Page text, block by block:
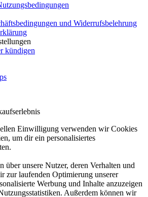
und Widerrufsbelehrung
kündigen
Einwilligung verwenden wir Cookies
um dir ein personalisiertes
über unsere Nutzer, deren Verhalten und
zur laufenden Optimierung unserer
Werbung und Inhalte anzuzeigen
Außerdem können wir